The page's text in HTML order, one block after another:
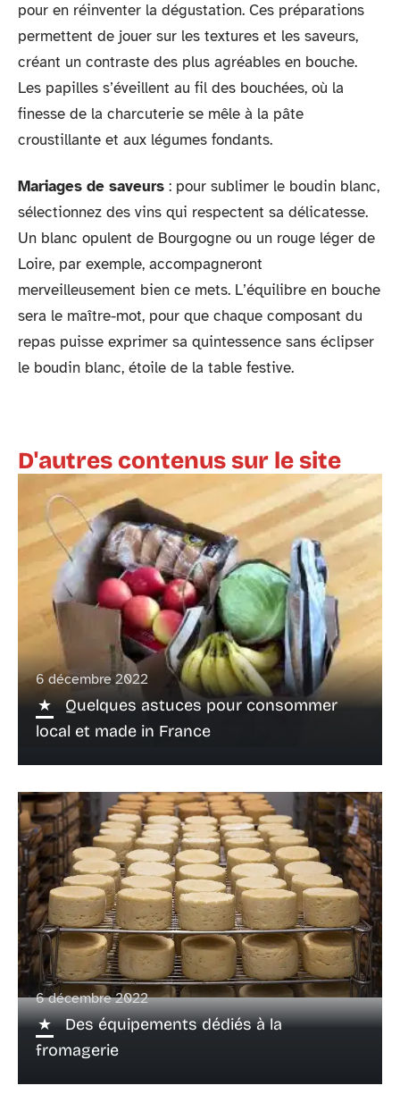
pour en réinventer la dégustation. Ces préparations
permettent de jouer sur les textures et les saveurs,
créant un contraste des plus agréables en bouche.
Les papilles s’éveillent au fil des bouchées, où la
finesse de la charcuterie se mêle à la pâte
croustillante et aux légumes fondants.
Mariages de saveurs : pour sublimer le boudin blanc,
sélectionnez des vins qui respectent sa délicatesse.
Un blanc opulent de Bourgogne ou un rouge léger de
Loire, par exemple, accompagneront
merveilleusement bien ce mets. L’équilibre en bouche
sera le maître-mot, pour que chaque composant du
repas puisse exprimer sa quintessence sans éclipser
le boudin blanc, étoile de la table festive.
D'autres contenus sur le site
6 décembre 2022
Quelques astuces pour consommer
local et made in France
6 décembre 2022
Des équipements dédiés à la
fromagerie